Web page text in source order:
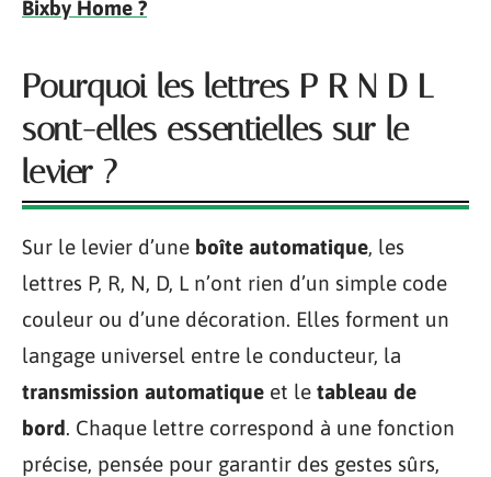
Bixby Home ?
Pourquoi les lettres P R N D L
sont-elles essentielles sur le
levier ?
Sur le levier d’une boîte automatique, les
lettres P, R, N, D, L n’ont rien d’un simple code
couleur ou d’une décoration. Elles forment un
langage universel entre le conducteur, la
transmission automatique et le tableau de
bord. Chaque lettre correspond à une fonction
précise, pensée pour garantir des gestes sûrs,